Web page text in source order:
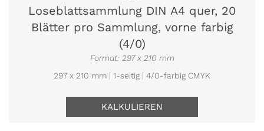
Loseblattsammlung DIN A4 quer, 20
Blätter pro Sammlung, vorne farbig
(4/0)
Format: 297 x 210 mm
297 x 210 mm | 1-seitig | 4/0-farbig CMYK
KALKULIEREN